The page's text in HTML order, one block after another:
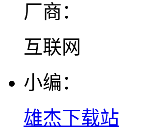
厂商：
互联网
小编：
雄杰下载站